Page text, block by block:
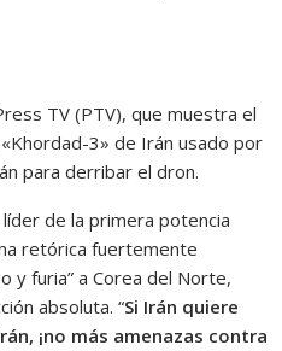
TV (PTV), que muestra el
3» de Irán usado por
para derribar el dron.
de la primera potencia
retórica fuertemente
y furia” a Corea del Norte,
absoluta. “Si Irán quiere
¡no más amenazas contra